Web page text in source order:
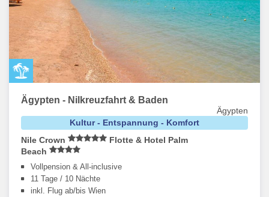
Ägypten - Nilkreuzfahrt & Baden
Ägypten
Kultur - Entspannung - Komfort
Nile Crown
Flotte & Hotel Palm
Beach
Vollpension & All-inclusive
11 Tage / 10 Nächte
inkl. Flug ab/bis Wien